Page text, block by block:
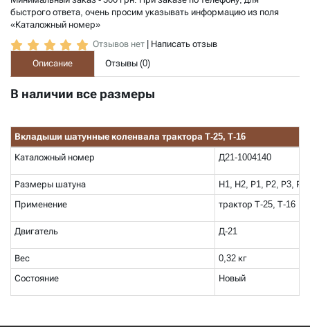
быстрого ответа, очень просим указывать информацию из поля
«Каталожный номер»
Отзывов нет
Написать отзыв
Описание
Отзывы (0)
В наличии все размеры
Вкладыши шатунные коленвала трактора Т-25, Т-16
Каталожный номер
Д21-1004140
Размеры шатуна
Н1, Н2, Р1, Р2, Р3, Р4
Применение
трактор Т-25, Т-16
Двигатель Д-21
Вес
0,32 кг
Состояние
Новый